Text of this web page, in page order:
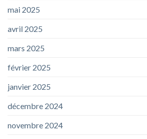
mai 2025
avril 2025
mars 2025
février 2025
janvier 2025
décembre 2024
novembre 2024